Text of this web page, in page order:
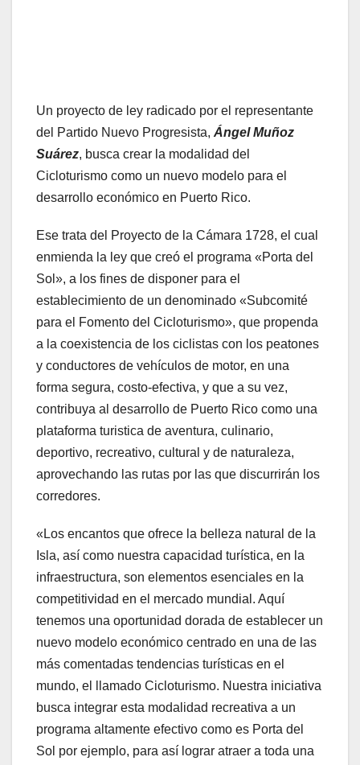
Un proyecto de ley radicado por el representante
del Partido Nuevo Progresista, Ángel Muñoz
Suárez, busca crear la modalidad del
Cicloturismo como un nuevo modelo para el
desarrollo económico en Puerto Rico.
Ese trata del Proyecto de la Cámara 1728, el cual
enmienda la ley que creó el programa «Porta del
Sol», a los fines de disponer para el
establecimiento de un denominado «Subcomité
para el Fomento del Cicloturismo», que propenda
a la coexistencia de los ciclistas con los peatones
y conductores de vehículos de motor, en una
forma segura, costo-efectiva, y que a su vez,
contribuya al desarrollo de Puerto Rico como una
plataforma turistica de aventura, culinario,
deportivo, recreativo, cultural y de naturaleza,
aprovechando las rutas por las que discurrirán los
corredores.
«Los encantos que ofrece la belleza natural de la
Isla, así como nuestra capacidad turística, en la
infraestructura, son elementos esenciales en la
competitividad en el mercado mundial. Aquí
tenemos una oportunidad dorada de establecer un
nuevo modelo económico centrado en una de las
más comentadas tendencias turísticas en el
mundo, el llamado Cicloturismo. Nuestra iniciativa
busca integrar esta modalidad recreativa a un
programa altamente efectivo como es Porta del
Sol por ejemplo, para así lograr atraer a toda una